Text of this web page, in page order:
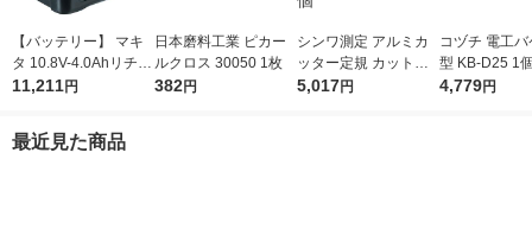
【バッテリー】 マキ
タ 10.8V-4.0Ahリチウ
ムイオンバッテリ A-5
11,211円
日本磨料工業 ピカー
ルクロス 30050 1枚
382円
シンワ測定 アルミカ
ッター定規 カット師
1m 併用目盛 取手付 6
5,017円
コヅチ 電工
型 KB-D25 1
4,779円
最近見た商品